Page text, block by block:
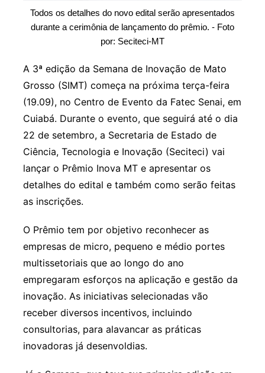
Todos os detalhes do novo edital serão apresentados
durante a cerimônia de lançamento do prêmio. - Foto
por: Seciteci-MT
A 3ª edição da Semana de Inovação de Mato
Grosso (SIMT) começa na próxima terça-feira
(19.09), no Centro de Evento da Fatec Senai, em
Cuiabá. Durante o evento, que seguirá até o dia
22 de setembro, a Secretaria de Estado de
Ciência, Tecnologia e Inovação (Seciteci) vai
lançar o Prêmio Inova MT e apresentar os
detalhes do edital e também como serão feitas
as inscrições.
O Prêmio tem por objetivo reconhecer as
empresas de micro, pequeno e médio portes
multissetoriais que ao longo do ano
empregaram esforços na aplicação e gestão da
inovação. As iniciativas selecionadas vão
receber diversos incentivos, incluindo
consultorias, para alavancar as práticas
inovadoras já desenvoldias.